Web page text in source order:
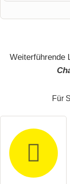
Weiterführende
Für